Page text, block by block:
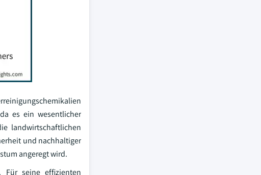
es ein wesentlicher
landwirtschaftlichen
und nachhaltiger
angeregt wird.
Für seine effizienten